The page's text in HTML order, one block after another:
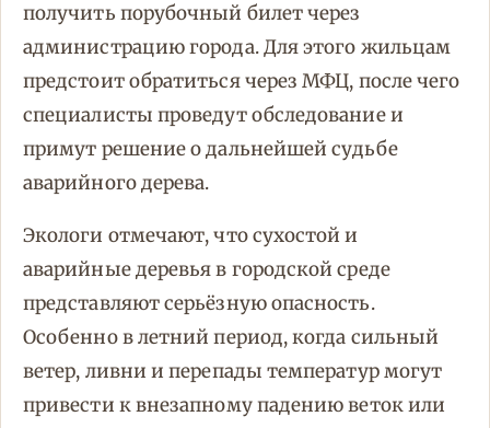
получить порубочный билет через
администрацию города. Для этого жильцам
предстоит обратиться через МФЦ, после чего
специалисты проведут обследование и
примут решение о дальнейшей судьбе
аварийного дерева.
Экологи отмечают, что сухостой и
аварийные деревья в городской среде
представляют серьёзную опасность.
Особенно в летний период, когда сильный
ветер, ливни и перепады температур могут
привести к внезапному падению веток или